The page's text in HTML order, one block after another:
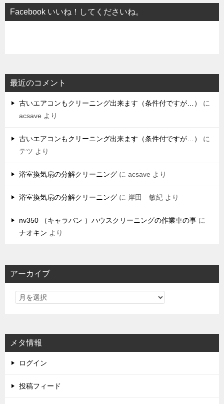
Facebook いいね！してくださいね。
最近のコメント
古いエアコンもクリーニング出来ます（条件付ですが…）
に
acsave より
古いエアコンもクリーニング出来ます（条件付ですが…）
に
テツ より
浴室換気扇の分解クリーニング に acsave より
浴室換気扇の分解クリーニング に 岸田 敏紀 より
nv350 （キャラバン ）ハウスクリーニングの作業車の事 に
ナオキン より
アーカイブ
メタ情報
ログイン
投稿フィード